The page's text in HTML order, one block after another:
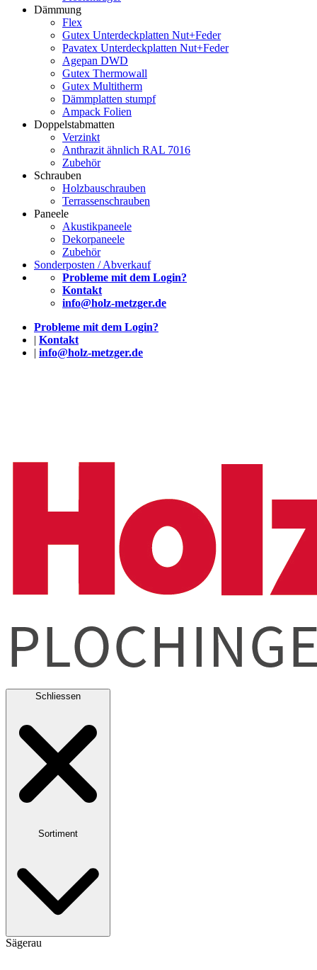
Dämmung
Flex
Gutex Unterdeckplatten Nut+Feder
Pavatex Unterdeckplatten Nut+Feder
Agepan DWD
Gutex Thermowall
Gutex Multitherm
Dämmplatten stumpf
Ampack Folien
Doppelstabmatten
Verzinkt
Anthrazit ähnlich RAL 7016
Zubehör
Schrauben
Holzbauschrauben
Terrassenschrauben
Paneele
Akustikpaneele
Dekorpaneele
Zubehör
Sonderposten / Abverkauf
Probleme mit dem Login?
Kontakt
info@holz-metzger.de
Probleme mit dem Login?
| Kontakt
| info@holz-metzger.de
Schliessen
Sortiment
Sägerau